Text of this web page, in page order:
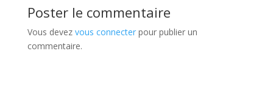
Poster le commentaire
Vous devez vous connecterpour publier un
commentaire.